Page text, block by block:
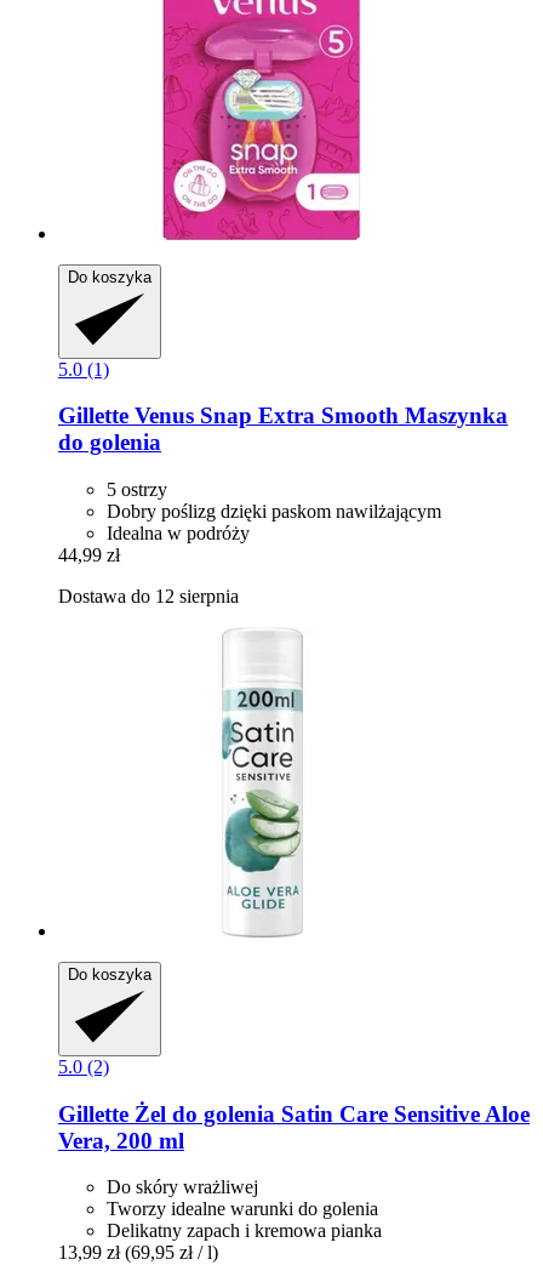
Do koszyka
5.0 (1)
Gillette Venus Snap Extra Smooth Maszynka
do golenia
5 ostrzy
Dobry poślizg dzięki paskom nawilżającym
Idealna w podróży
44,99 zł
Dostawa do 12 sierpnia
Do koszyka
5.0 (2)
Gillette Żel do golenia Satin Care Sensitive Aloe
Vera, 200 ml
Do skóry wrażliwej
Tworzy idealne warunki do golenia
Delikatny zapach i kremowa pianka
13,99 zł (69,95 zł / l)